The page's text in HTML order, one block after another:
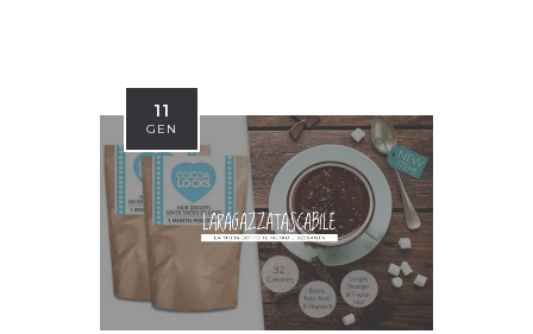
11
GEN